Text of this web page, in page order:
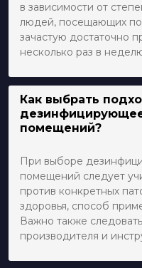
в зависимости от
людей, посещающих
зачастую достаточно
несколько раз в
Как выбрать
помещений?
При выборе
помещений следует
против конкретных
здоровья, способ
Важно также
производителя и